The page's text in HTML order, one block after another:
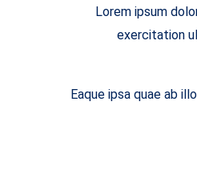
Lorem ipsum
exercitation
Eaque ipsa quae ab